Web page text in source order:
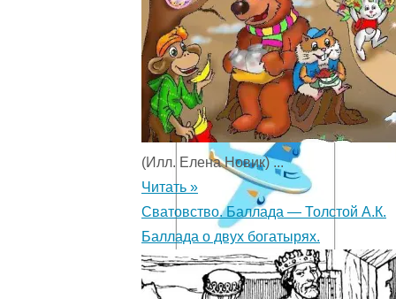
(Илл. Елена Новик) ...
Читать »
Сватовство. Баллада — Толстой А.К.
Баллада о двух богатырях.